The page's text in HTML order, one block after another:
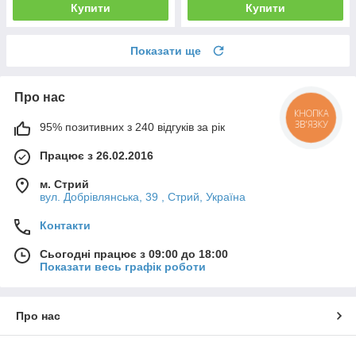
Купити Купити
Показати ще
Про нас
95% позитивних з 240 відгуків за рік
Працює з 26.02.2016
м. Стрий
вул. Добрівлянська, 39 , Стрий, Україна
Контакти
Сьогодні працює з 09:00 до 18:00
Показати весь графік роботи
Про нас
КНОПКА
ЗВ'ЯЗКУ